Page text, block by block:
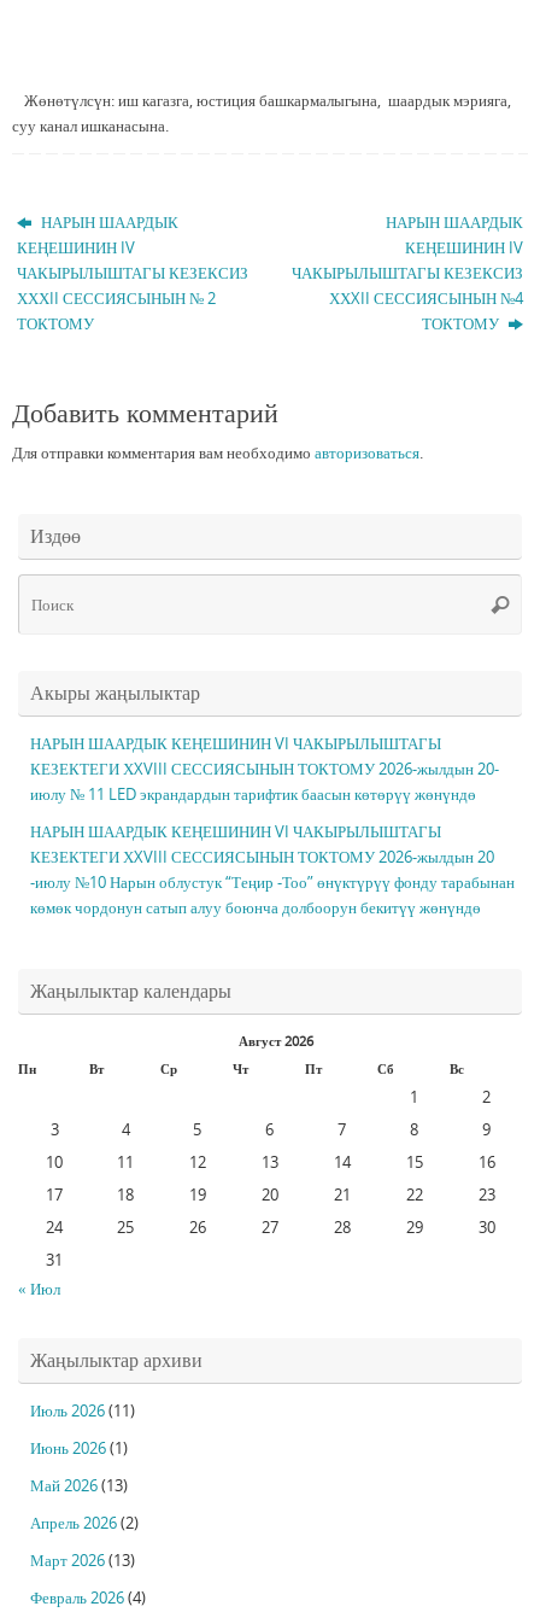
Жөнөтүлсүн: иш кагазга, юстиция башкармалыгына, шаардык мэрияга,
суу канал ишканасына.
НАРЫН ШААРДЫК
КЕҢЕШИНИН IV
ЧАКЫРЫЛЫШТАГЫ КЕЗЕКСИЗ
ХХХII СЕССИЯСЫНЫН № 2
ТОКТОМУ
НАРЫН ШААРДЫК
КЕҢЕШИНИН IV
ЧАКЫРЫЛЫШТАГЫ КЕЗЕКСИЗ
ХХXII СЕССИЯСЫНЫН №4
ТОКТОМУ
Добавить комментарий
Для отправки комментария вам необходимо авторизоваться.
Издөө
Поиск
Акыры жаңылыктар
НАРЫН ШААРДЫК КЕҢЕШИНИН VI ЧАКЫРЫЛЫШТАГЫ
КЕЗЕКТЕГИ ХXVIII СЕССИЯСЫНЫН ТОКТОМУ 2026-жылдын 20-
июлу № 11 LED экрандардын тарифтик баасын көтөрүү жөнүндө
НАРЫН ШААРДЫК КЕҢЕШИНИН VI ЧАКЫРЫЛЫШТАГЫ
КЕЗЕКТЕГИ ХXVIII СЕССИЯСЫНЫН ТОКТОМУ 2026-жылдын 20
-июлу №10 Нарын облустук “Теңир -Тоо” өнүктүрүү фонду тарабынан
көмөк чордонун сатып алуу боюнча долбоорун бекитүү жөнүндө
Жаңылыктар календары
Август 2026
Пн
Вт Ср Чт Пт Сб Вс
1
2
3
4 5 6 7 8
9
10
11 12 13 14 15
16
17
18 19 20 21 22
23
24
25 26 27 28 29
30
31
« Июл
Жаңылыктар архиви
Июль 2026(11)
Июнь 2026(1)
Май 2026(13)
Апрель 2026(2)
Март 2026(13)
Февраль 2026(4)